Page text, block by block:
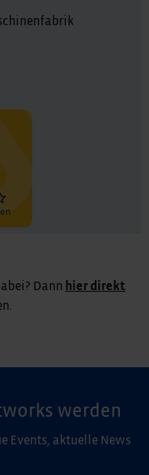
Dann hier direkt
werden
Events, aktuelle News